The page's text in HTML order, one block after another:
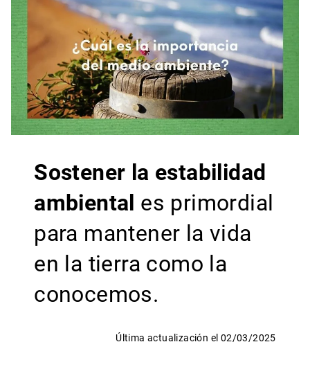
Sostener la estabilidad
ambiental es primordial
para mantener la vida
en la tierra como la
conocemos.
Última actualización el 02/03/2025